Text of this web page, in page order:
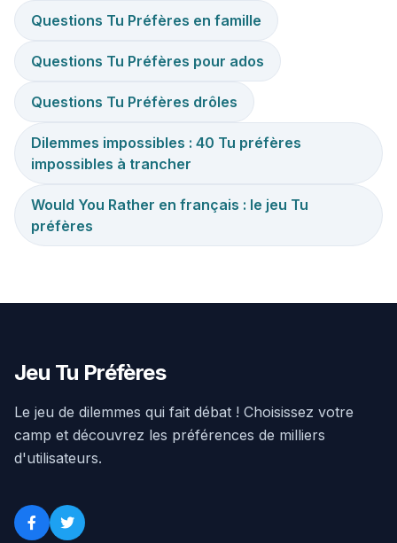
Questions Tu Préfères en famille
Questions Tu Préfères pour ados
Questions Tu Préfères drôles
Dilemmes impossibles : 40 Tu préfères
impossibles à trancher
Would You Rather en français : le jeu Tu
préfères
Jeu Tu Préfères
Le jeu de dilemmes qui fait débat ! Choisissez votre
camp et découvrez les préférences de milliers
d'utilisateurs.